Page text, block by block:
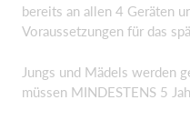
bereits an allen 4 Geräten
Voraussetzungen für das
Jungs und Mädels werden
müssen MINDESTENS 5